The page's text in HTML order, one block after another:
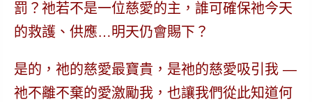
罰？祂若不是一位慈愛的主，誰可確保祂今天
的救護、供應…明天仍會賜下？
是的，祂的慈愛最寶貴，是祂的慈愛吸引我—
祂不離不棄的愛激勵我，也讓我們從此知道何